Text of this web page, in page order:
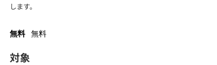
します。
無料 無料
対象